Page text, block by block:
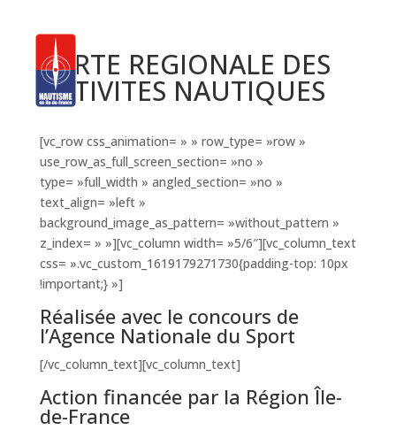
CARTE REGIONALE DES
ACTIVITES NAUTIQUES
[vc_row css_animation= » » row_type= »row »
use_row_as_full_screen_section= »no »
type= »full_width » angled_section= »no »
text_align= »left »
background_image_as_pattern= »without_pattern »
z_index= » »][vc_column width= »5/6″][vc_column_text
css= ».vc_custom_1619179271730{padding-top: 10px
!important;} »]
Réalisée avec le concours de
l’Agence Nationale du Sport
[/vc_column_text][vc_column_text]
Action financée par la Région Île-
de-France